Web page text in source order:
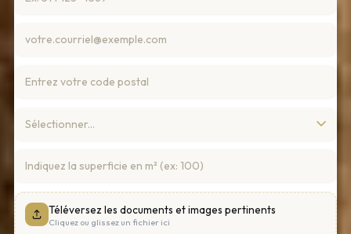
Téléversez les documents et images pertinents
Cliquez ou glissez un fichier ici